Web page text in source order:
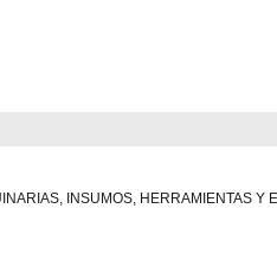
INSUMOS, HERRAMIENTAS Y